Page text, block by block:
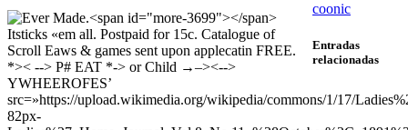
coonic
Entradas
relacionadas